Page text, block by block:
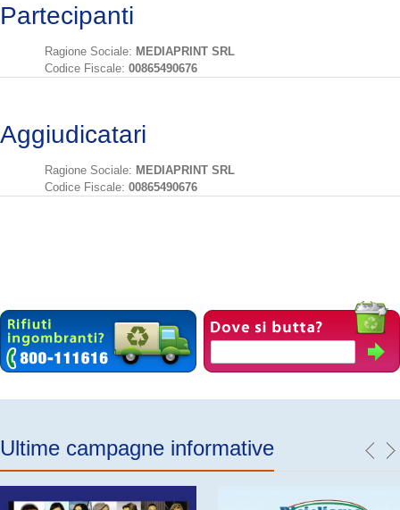
Partecipanti
Ragione Sociale: MEDIAPRINT SRL
Codice Fiscale: 00865490676
Aggiudicatari
Ragione Sociale: MEDIAPRINT SRL
Codice Fiscale: 00865490676
Ultime campagne informative